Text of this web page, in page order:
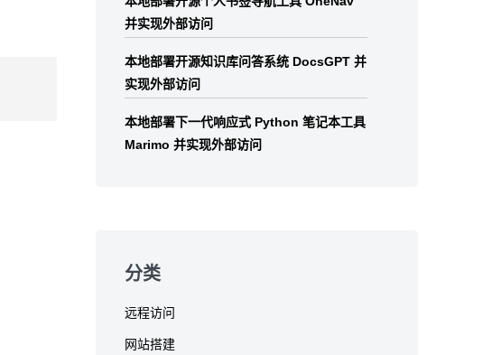
并实现外部访问
本地部署开源知识库问答系统 DocsGPT 并
实现外部访问
本地部署下一代响应式 Python 笔记本工具
Marimo 并实现外部访问
分类
远程访问
网站搭建